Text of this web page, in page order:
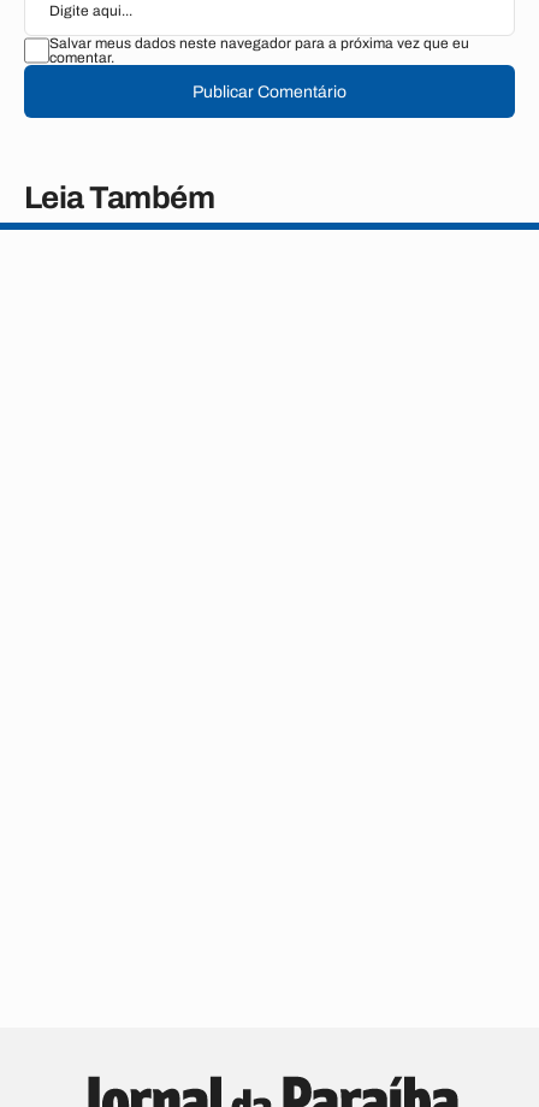
Salvar meus dados neste navegador para a próxima vez que eu
comentar.
Publicar Comentário
Leia Também